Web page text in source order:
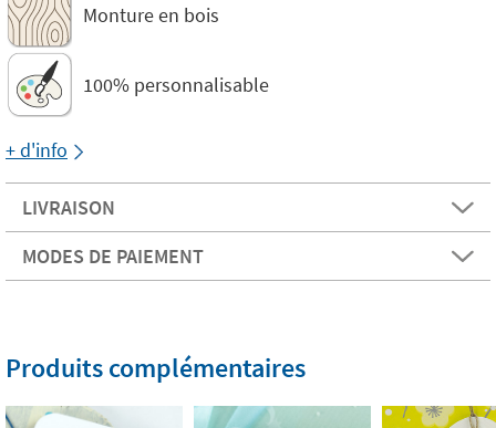
Monture en bois
100% personnalisable
+ d'info
LIVRAISON
MODES DE PAIEMENT
Produits complémentaires